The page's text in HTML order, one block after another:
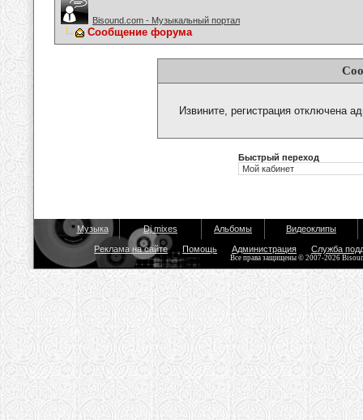
Bisound.com - Музыкальный портал
Сообщение форума
Извините, регистрация отключена
Быстрый переход
Музыка Dj mixes Альбомы Видеоклипы
Реклама на сайте Помощь Администрация Служба
Все права защищены © 2007-2026